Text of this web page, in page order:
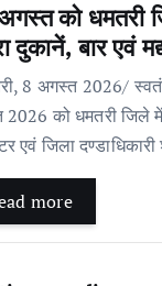
को धमतरी
दुकानें, बार एवं
8 अगस्त 2026/
को धमतरी जिले में
एवं जिला दण्डाधिकारी
more